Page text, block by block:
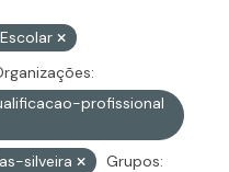
profissional
silveira
Grupos: